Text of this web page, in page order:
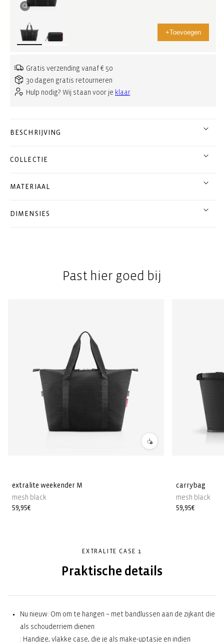
+Toevoegen
Gratis verzending vanaf € 50
30 dagen gratis retourneren
Hulp nodig? Wij staan voor je klaar.
BESCHRIJVING
COLLECTIE
MATERIAAL
DIMENSIES
Past hier goed bij
extralite weekender M
mesh black
Normale
59,95€
carrybag
mesh black
Normale
59,95€
EXTRALITE CASE 1
Praktische details
Nu nieuw: Om om te hangen – met bandlussen aan de zijkant die
als schouderriem dienen
: Handige, vlakke case, die je als make-uptasje en indien